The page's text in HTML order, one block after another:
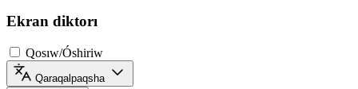
Ekran diktorı
Qosıw/Óshiriw
Qaraqalpaqsha